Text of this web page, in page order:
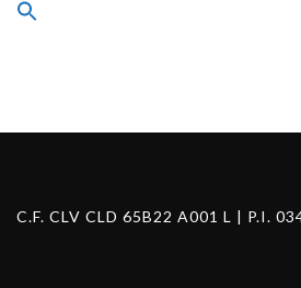
Search
C.F. CLV CLD 65B22 A001 L | P.I.